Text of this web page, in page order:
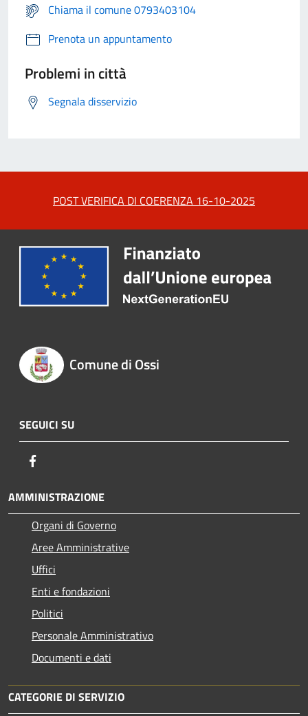
Chiama il comune 0793403104
Prenota un appuntamento
Problemi in città
Segnala disservizio
POST VERIFICA DI COERENZA 16-10-2025
Comune di Ossi
SEGUICI SU
AMMINISTRAZIONE
Organi di Governo
Aree Amministrative
Uffici
Enti e fondazioni
Politici
Personale Amministrativo
Documenti e dati
CATEGORIE DI SERVIZIO